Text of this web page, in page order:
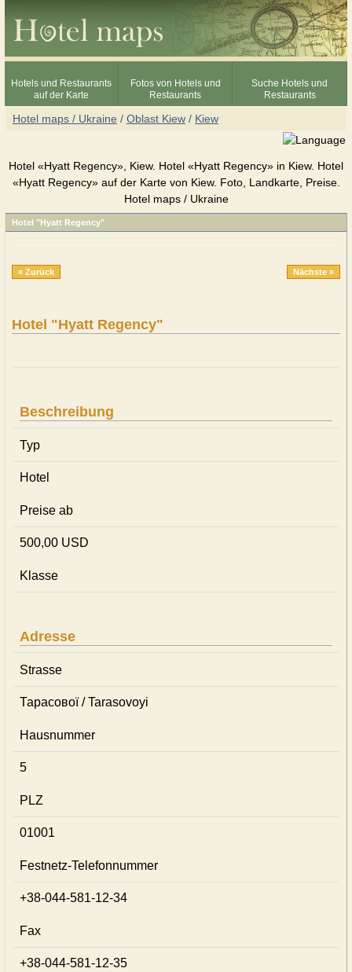
Hotels und Restaurants
auf der Karte
Fotos von Hotels und
Restaurants
Suche Hotels und
Restaurants
Hotel maps / Ukraine / Oblast Kiew / Kiew
Hotel «Hyatt Regency», Kiew. Hotel «Hyatt Regency» in Kiew. Hotel
«Hyatt Regency» auf der Karte von Kiew. Foto, Landkarte, Preise.
Hotel maps / Ukraine
Hotel "Hyatt Regency"
« Zurück Nächste »
Hotel "Hyatt Regency"
Beschreibung
Typ
Hotel
Preise ab
500,00 USD
Klasse
Adresse
Strasse
Тарасової / Tarasovoyi
Hausnummer
5
PLZ
01001
Festnetz-Telefonnummer
+38-044-581-12-34
Fax
+38-044-581-12-35